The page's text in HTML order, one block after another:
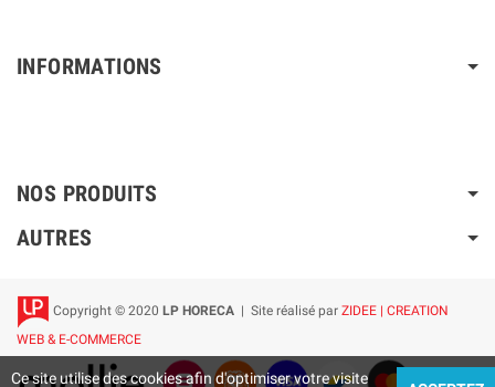
INFORMATIONS
NOS PRODUITS
AUTRES
Copyright © 2020 LP HORECA | Site réalisé par ZIDEE | CREATION
WEB & E-COMMERCE
Ce site utilise des cookies afin d'optimiser votre visite